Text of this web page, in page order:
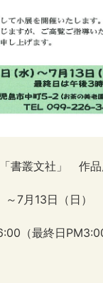
書叢文社」 作品
7月13日（日）
（最終日